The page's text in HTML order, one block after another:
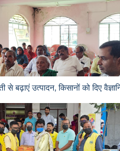
बढ़ाएं उत्पादन, किसानों को दिए